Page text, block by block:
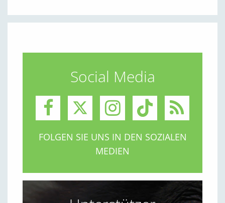
Social Media
FOLGEN SIE UNS IN DEN SOZIALEN
MEDIEN